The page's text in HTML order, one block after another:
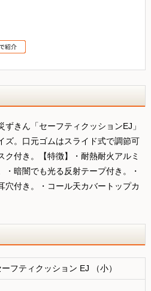
きん「セーフティクッションEJ」
ズ。口元ゴムはスライド式で調節可
ク付き。【特徴】・耐熱耐火アルミ
・暗闇でも光る反射テープ付き。・
穴付き。・コール天カバートップカ
ーフティクッション EJ （小）